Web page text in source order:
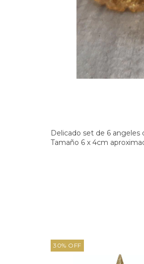
Delicado set de 6 angeles
Tamaño 6 x 4cm
30% OFF